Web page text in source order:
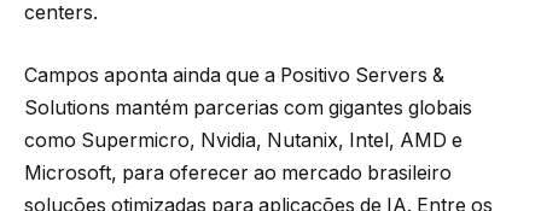
centers.
Campos aponta ainda que a Positivo Servers &
Solutions mantém parcerias com gigantes globais
como Supermicro, Nvidia, Nutanix, Intel, AMD e
Microsoft, para oferecer ao mercado brasileiro
soluções otimizadas para aplicações de IA. Entre os